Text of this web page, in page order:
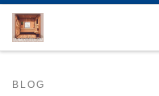
Zum Inhalt springen
BLOG